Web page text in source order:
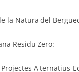
la Natura del
Residu Zero:
Projectes Alternatius-